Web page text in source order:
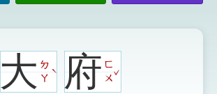
圖
大ㄉ
ㄚ
ˋ 府ㄈ
ㄨ
ˇ